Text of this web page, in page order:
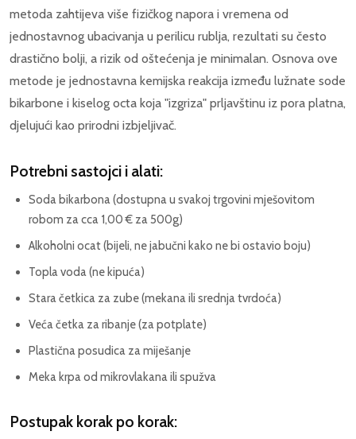
metoda zahtijeva više fizičkog napora i vremena od
jednostavnog ubacivanja u perilicu rublja, rezultati su često
drastično bolji, a rizik od oštećenja je minimalan. Osnova ove
metode je jednostavna kemijska reakcija između lužnate sode
bikarbone i kiselog octa koja "izgriza" prljavštinu iz pora platna,
djelujući kao prirodni izbjeljivač.
Potrebni sastojci i alati:
Soda bikarbona (dostupna u svakoj trgovini mješovitom
robom za cca 1,00 € za 500g)
Alkoholni ocat (bijeli, ne jabučni kako ne bi ostavio boju)
Topla voda (ne kipuća)
Stara četkica za zube (mekana ili srednja tvrdoća)
Veća četka za ribanje (za potplate)
Plastična posudica za miješanje
Meka krpa od mikrovlakana ili spužva
Postupak korak po korak: